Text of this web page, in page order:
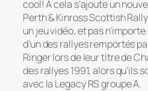
cool! A cela s’ajoute un
Perth & Kinross Scottish
un jeu vidéo, et pas
d’un des rallyes remportés
Ringer lors de leur titre de
des rallyes 1991, alors qu’ils
avec la Legacy RS groupe A.